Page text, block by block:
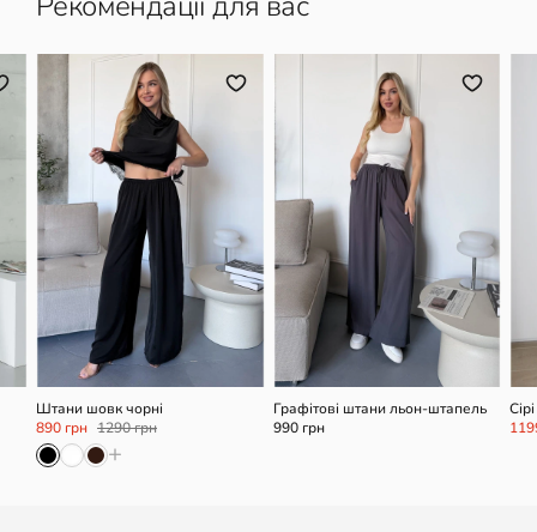
L/XL
Штани шовк чорні
890 грн 1290 грн
+
XS/S
Графітові штани льон-штапель
990 грн